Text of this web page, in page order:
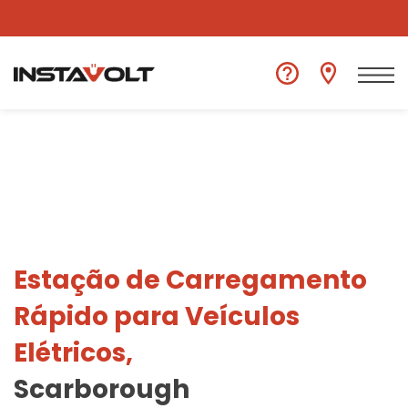
Ver outra localização
Estação de Carregamento
Rápido para Veículos
Elétricos,
Scarborough